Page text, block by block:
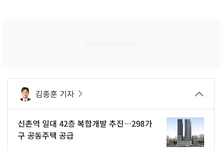
김종훈 기자
신촌역 일대 42층 복합개발 추진…298가
구 공동주택 공급